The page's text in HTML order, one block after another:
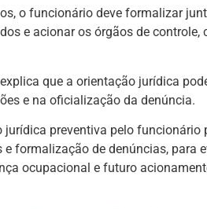
o funcionário deve formalizar
e acionar os órgãos de
que a orientação jurídica
e na oficialização da denúncia.
jurídica preventiva pelo
formalização de denúncias, para
ocupacional e futuro